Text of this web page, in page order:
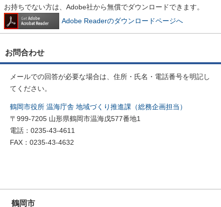
お持ちでない方は、Adobe社から無償でダウンロードできます。
Adobe Readerのダウンロードページへ
お問合わせ
メールでの回答が必要な場合は、住所・氏名・電話番号を明記し
てください。
鶴岡市役所 温海庁舎 地域づくり推進課（総務企画担当）
〒999-7205 山形県鶴岡市温海戊577番地1
電話：0235-43-4611
FAX：0235-43-4632
鶴岡市